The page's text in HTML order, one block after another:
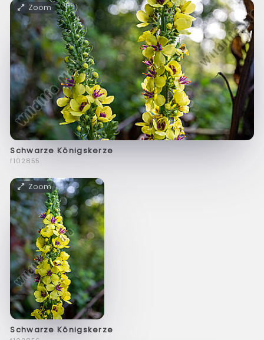
Zoom
Schwarze Königskerze
f102855
Zoom
Schwarze Königskerze